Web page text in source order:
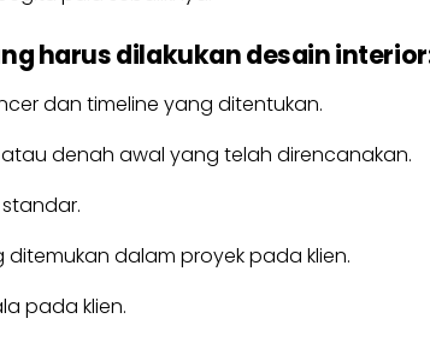
harus dilakukan desain
dan timeline yang ditentukan.
denah awal yang telah direncanakan.
dalam proyek pada klien.
pada klien.